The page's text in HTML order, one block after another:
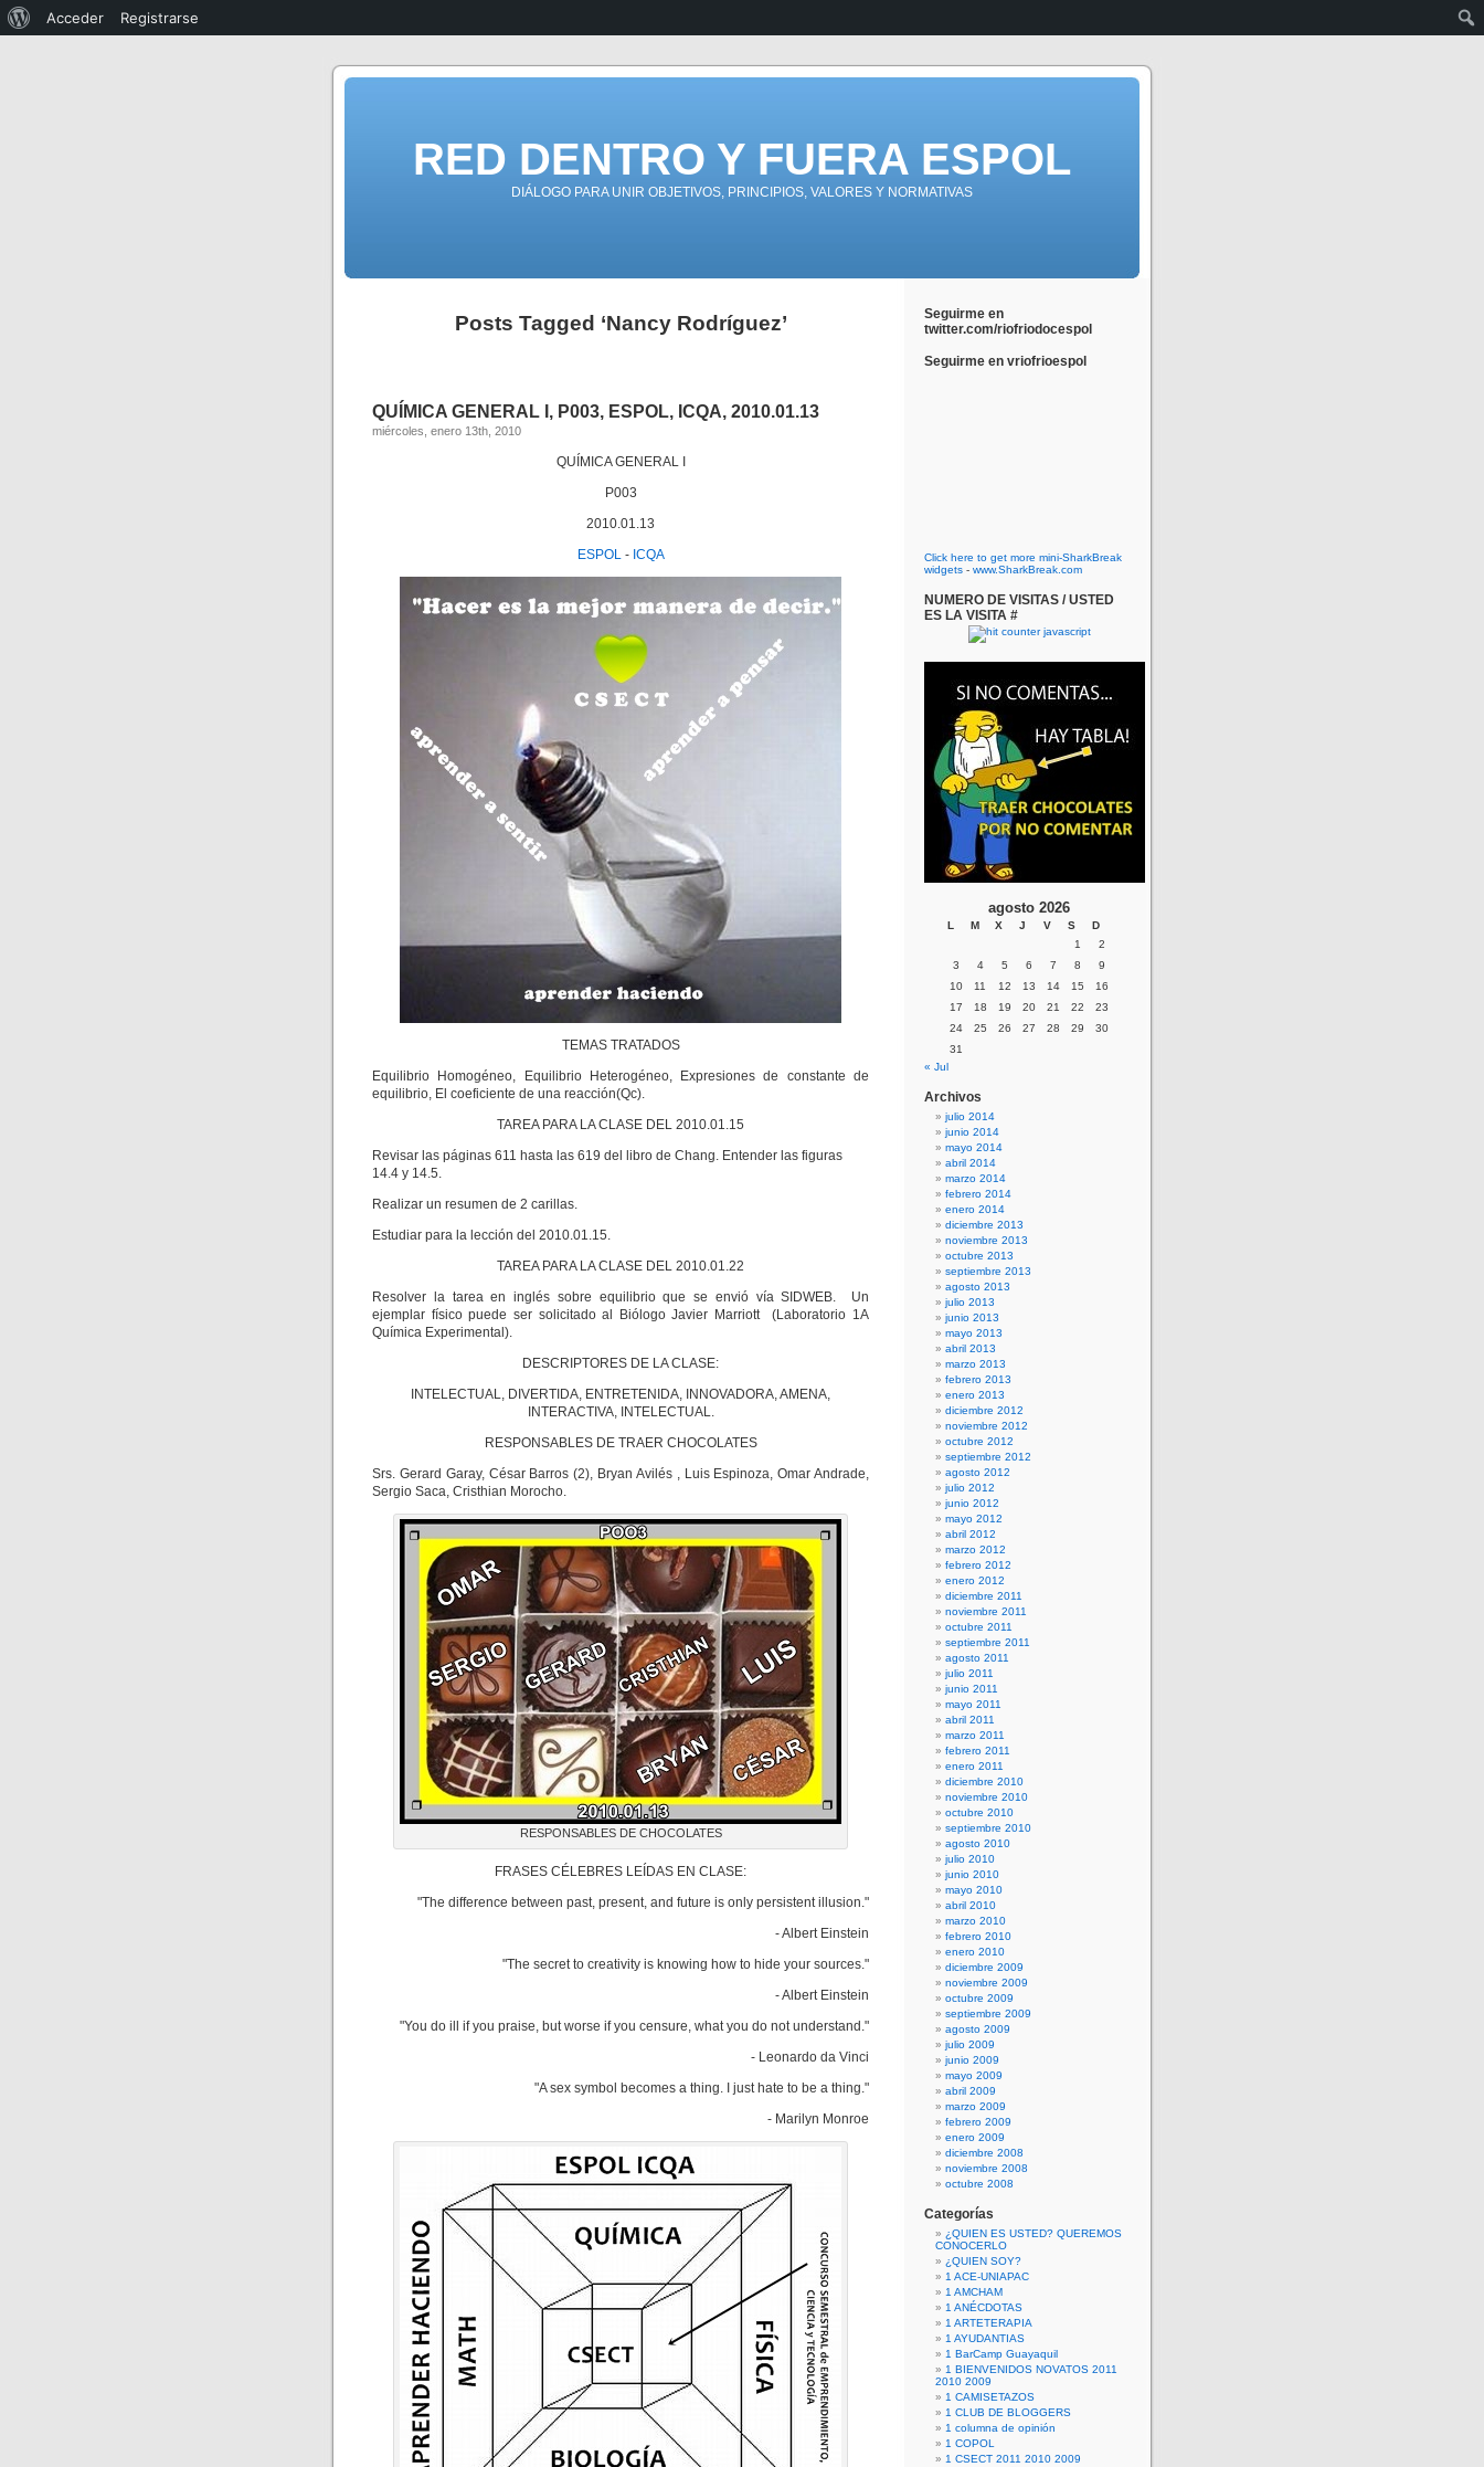
RED DENTRO Y FUERA ESPOL
DIÁLOGO PARA UNIR OBJETIVOS, PRINCIPIOS, VALORES Y NORMATIVAS
Posts Tagged ‘Nancy Rodríguez’
QUÍMICA GENERAL I, P003, ESPOL, ICQA, 2010.01.13
miércoles, enero 13th, 2010
QUÍMICA GENERAL I
P003
2010.01.13
ESPOL- ICQA
TEMAS TRATADOS
Equilibrio Homogéneo, Equilibrio Heterogéneo, Expresiones de constante de
equilibrio, El coeficiente de una reacción(Qc).
TAREA PARA LA CLASE DEL 2010.01.15
Revisar las páginas 611 hasta las 619 del libro de Chang. Entender las figuras
14.4 y 14.5.
Realizar un resumen de 2 carillas.
Estudiar para la lección del 2010.01.15.
TAREA PARA LA CLASE DEL 2010.01.22
Resolver la tarea en inglés sobre equilibrio que se envió vía SIDWEB. Un
ejemplar físico puede ser solicitado al Biólogo Javier Marriott (Laboratorio 1A
Química Experimental).
DESCRIPTORES DE LA CLASE:
INTELECTUAL, DIVERTIDA, ENTRETENIDA, INNOVADORA, AMENA,
INTERACTIVA, INTELECTUAL.
RESPONSABLES DE TRAER CHOCOLATES
Srs. Gerard Garay, César Barros (2), Bryan Avilés , Luis Espinoza, Omar Andrade,
Sergio Saca, Cristhian Morocho.
RESPONSABLES DE CHOCOLATES
FRASES CÉLEBRES LEÍDAS EN CLASE:
"The difference between past, present, and future is only persistent illusion."
- Albert Einstein
"The secret to creativity is knowing how to hide your sources."
- Albert Einstein
"You do ill if you praise, but worse if you censure, what you do not understand."
- Leonardo da Vinci
"A sex symbol becomes a thing. I just hate to be a thing."
- Marilyn Monroe
Seguirme en
twitter.com/riofriodocespol
Seguirme en vriofrioespol
Click here to get more mini-SharkBreak
widgets - www.SharkBreak.com
NUMERO DE VISITAS / USTED
ES LA VISITA #
agosto 2026
L M X J V S
D
1
2
3
4 5 6 7 8
9
10
11 12 13 14 15
16
17
18 19 20 21 22
23
24
25 26 27 28 29
30
31
« Jul
Archivos
julio 2014
junio 2014
mayo 2014
abril 2014
marzo 2014
febrero 2014
enero 2014
diciembre 2013
noviembre 2013
octubre 2013
septiembre 2013
agosto 2013
julio 2013
junio 2013
mayo 2013
abril 2013
marzo 2013
febrero 2013
enero 2013
diciembre 2012
noviembre 2012
octubre 2012
septiembre 2012
agosto 2012
julio 2012
junio 2012
mayo 2012
abril 2012
marzo 2012
febrero 2012
enero 2012
diciembre 2011
noviembre 2011
octubre 2011
septiembre 2011
agosto 2011
julio 2011
junio 2011
mayo 2011
abril 2011
marzo 2011
febrero 2011
enero 2011
diciembre 2010
noviembre 2010
octubre 2010
septiembre 2010
agosto 2010
julio 2010
junio 2010
mayo 2010
abril 2010
marzo 2010
febrero 2010
enero 2010
diciembre 2009
noviembre 2009
octubre 2009
septiembre 2009
agosto 2009
julio 2009
junio 2009
mayo 2009
abril 2009
marzo 2009
febrero 2009
enero 2009
diciembre 2008
noviembre 2008
octubre 2008
Categorías
¿QUIEN ES USTED? QUEREMOS
CONOCERLO
¿QUIEN SOY?
1 ACE-UNIAPAC
1 AMCHAM
1 ANÉCDOTAS
1 ARTETERAPIA
1 AYUDANTIAS
1 BarCamp Guayaquil
1 BIENVENIDOS NOVATOS 2011
2010 2009
1 CAMISETAZOS
1 CLUB DE BLOGGERS
1 columna de opinión
1 COPOL
1 CSECT 2011 2010 2009
Acceder Registrarse